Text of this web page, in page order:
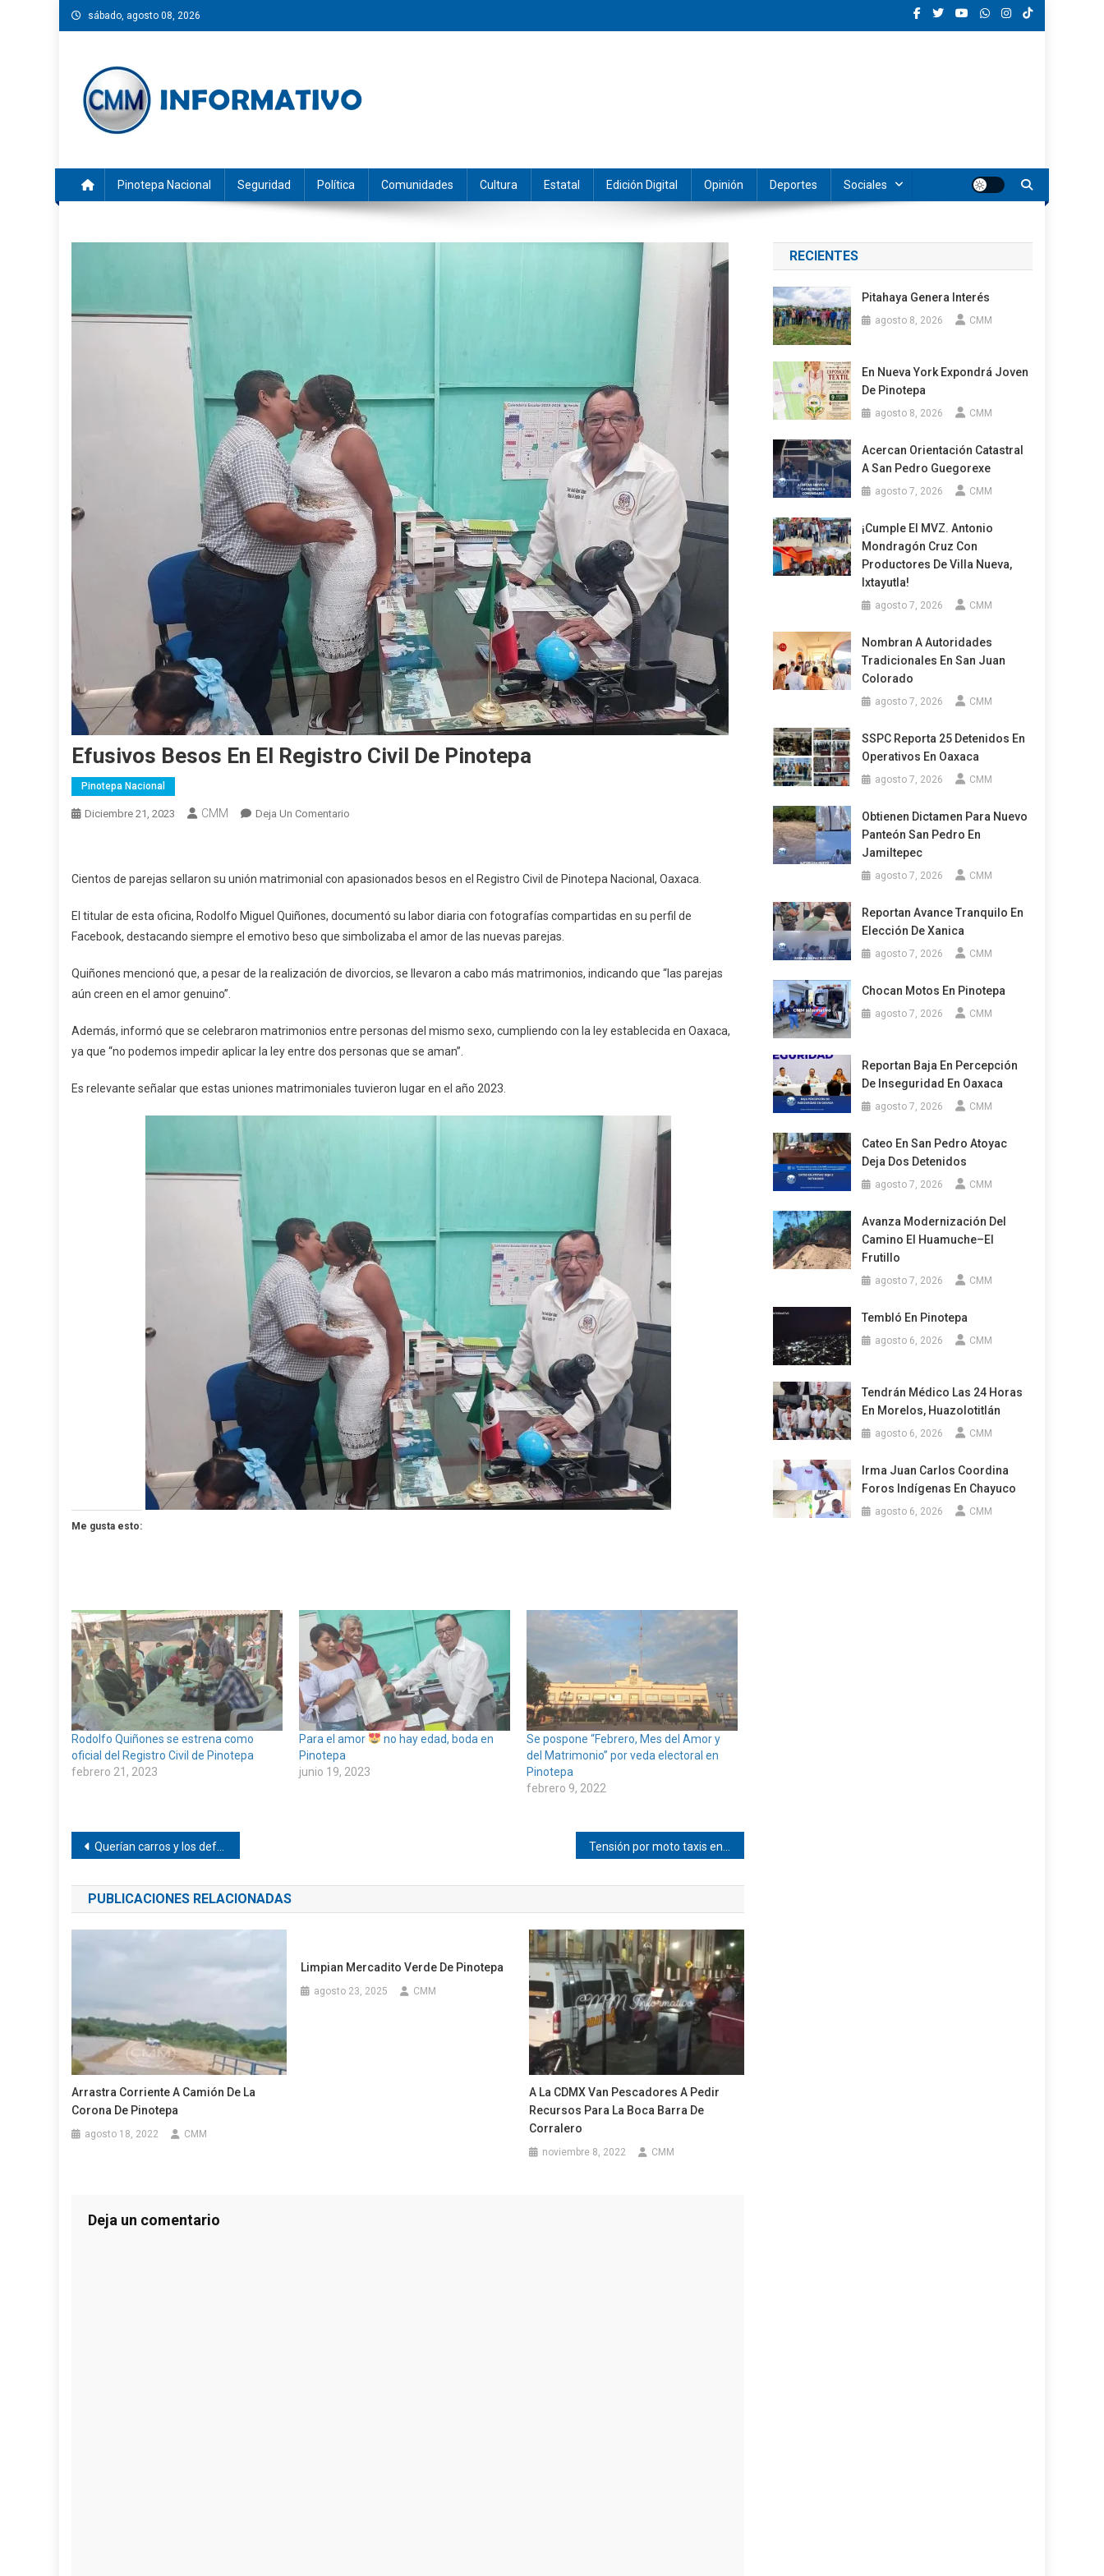
Saltar
al
sábado, agosto 08, 2026
Pinotepa Nacional Seguridad Política Comunidades Cultura Estatal Edición Digital Opinión Deportes Sociales
Efusivos Besos En El Registro Civil De Pinotepa
Pinotepa Nacional
Diciembre 21, 2023 CMM Deja Un Comentario
El
Cientos de parejas sellaron su unión matrimonial con apasionados besos en el Registro Civil de Pinotepa Nacional, Oaxaca.
El titular de esta oficina, Rodolfo Miguel Quiñones, documentó su labor diaria con fotografías compartidas en su perfil de
Facebook, destacando siempre el emotivo beso que simbolizaba el amor de las nuevas parejas.
Quiñones mencionó que, a pesar de la realización de divorcios, se llevaron a cabo más matrimonios, indicando que “las parejas
aún creen en el amor genuino”.
Además, informó que se celebraron matrimonios entre personas del mismo sexo, cumpliendo con la ley establecida en Oaxaca,
ya que “no podemos impedir aplicar la ley entre dos personas que se aman”.
Es relevante señalar que estas uniones matrimoniales tuvieron lugar en el año 2023.
Me gusta esto:
Rodolfo Quiñones se estrena como
oficial del Registro Civil de Pinotepa
febrero 21, 2023
Para el amor
no hay edad, boda en
Pinotepa
junio 19, 2023
Se pospone “Febrero, Mes del Amor y
del Matrimonio” por veda electoral en
Pinotepa
febrero 9, 2022
Navegación
de
entradas
Querían carros y los defraudaron en Pinotepa
PUBLICACIONES RELACIONADAS
Arrastra Corriente A Camión De La
Corona De Pinotepa
agosto 18, 2022 CMM
Limpian Mercadito Verde De Pinotepa
agosto 23, 2025 CMM
A La CDMX Van Pescadores A Pedir
Recursos Para La Boca Barra De
Corralero
noviembre 8, 2022 CMM
Deja un comentario
RECIENTES
Pitahaya Genera Interés
agosto 8, 2026 CMM
En Nueva York Expondrá Joven
De Pinotepa
agosto 8, 2026 CMM
Acercan Orientación Catastral
A San Pedro Guegorexe
agosto 7, 2026 CMM
¡Cumple El MVZ. Antonio
Mondragón Cruz Con
Productores De Villa Nueva,
Ixtayutla!
agosto 7, 2026 CMM
Nombran A Autoridades
Tradicionales En San Juan
Colorado
agosto 7, 2026 CMM
SSPC Reporta 25 Detenidos En
Operativos En Oaxaca
agosto 7, 2026 CMM
Obtienen Dictamen Para Nuevo
Panteón San Pedro En
Jamiltepec
agosto 7, 2026 CMM
Reportan Avance Tranquilo En
Elección De Xanica
agosto 7, 2026 CMM
Chocan Motos En Pinotepa
agosto 7, 2026 CMM
Reportan Baja En Percepción
De Inseguridad En Oaxaca
agosto 7, 2026 CMM
Cateo En San Pedro Atoyac
Deja Dos Detenidos
agosto 7, 2026 CMM
Avanza Modernización Del
Camino El Huamuche–El
Frutillo
agosto 7, 2026 CMM
Tembló En Pinotepa
agosto 6, 2026 CMM
Tendrán Médico Las 24 Horas
En Morelos, Huazolotitlán
agosto 6, 2026 CMM
Irma Juan Carlos Coordina
Foros Indígenas En Chayuco
agosto 6, 2026 CMM